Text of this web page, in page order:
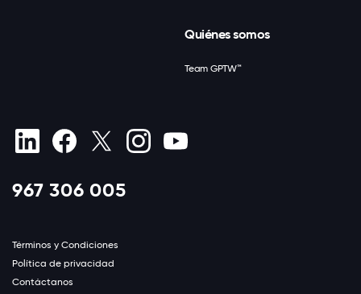
Quiénes somos
Team GPTW™
967 306 005
Términos y Condiciones
Política de privacidad
Contáctanos